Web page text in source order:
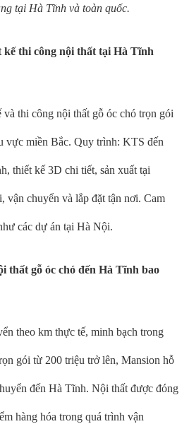
tại Hà Tĩnh và toàn quốc.
kế thi công nội thất tại Hà Tĩnh
thi công nội thất gỗ óc chó trọn gói
vực miền Bắc. Quy trình: KTS đến
thiết kế 3D chi tiết, sản xuất tại
vận chuyển và lắp đặt tận nơi. Cam
các dự án tại Hà Nội.
thất gỗ óc chó đến Hà Tĩnh bao
theo km thực tế, minh bạch trong
gói từ 200 triệu trở lên, Mansion hỗ
đến Hà Tĩnh. Nội thất được đóng
hàng hóa trong quá trình vận